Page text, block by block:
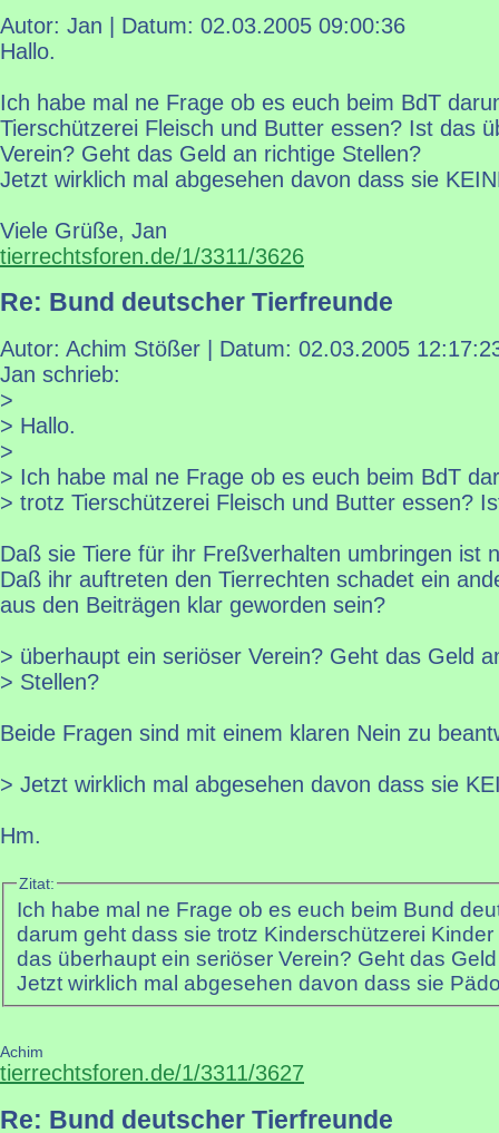
Autor: Jan | Datum: 02.03.2005 09:00:36
Hallo.
Ich habe mal ne Frage ob es euch beim BdT
Tierschützerei Fleisch und Butter essen? Ist das
Verein? Geht das Geld an richtige Stellen?
Jetzt wirklich mal abgesehen davon dass sie
Viele Grüße, Jan
tierrechtsforen.de/1/3311/3626
Re: Bund deutscher Tierfreunde
Autor: Achim Stößer | Datum: 02.03.2005
Jan schrieb:
>
> Hallo.
>
> Ich habe mal ne Frage ob es euch beim BdT
> trotz Tierschützerei Fleisch und Butter essen?
Daß sie Tiere für ihr Freßverhalten umbringen ist
Daß ihr auftreten den Tierrechten schadet ein
aus den Beiträgen klar geworden sein?
> überhaupt ein seriöser Verein? Geht das Geld
> Stellen?
Beide Fragen sind mit einem klaren Nein zu
> Jetzt wirklich mal abgesehen davon dass sie
Hm.
Zitat:
Ich habe mal ne Frage ob es euch beim Bund
darum geht dass sie trotz Kinderschützerei
das überhaupt ein seriöser Verein? Geht das
Jetzt wirklich mal abgesehen davon dass sie
Achim
tierrechtsforen.de/1/3311/3627
Re: Bund deutscher Tierfreunde